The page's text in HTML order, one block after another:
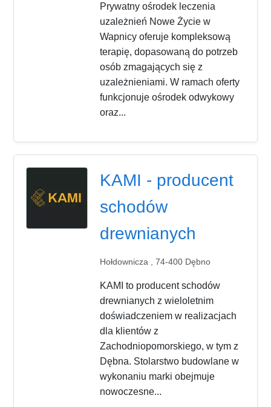
Prywatny ośrodek leczenia
uzależnień Nowe Życie w
Wapnicy oferuje kompleksową
terapię, dopasowaną do potrzeb
osób zmagających się z
uzależnieniami. W ramach oferty
funkcjonuje ośrodek odwykowy
oraz...
KAMI - producent
schodów
drewnianych
Hołdownicza , 74-400 Dębno
KAMI to producent schodów
drewnianych z wieloletnim
doświadczeniem w realizacjach
dla klientów z
Zachodniopomorskiego, w tym z
Dębna. Stolarstwo budowlane w
wykonaniu marki obejmuje
nowoczesne...